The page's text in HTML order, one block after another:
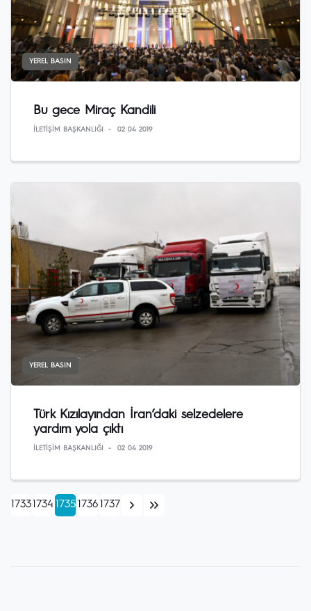
YEREL BASIN
Bu gece Miraç Kandili
İLETIŞIM BAŞKANLIĞI 02 04 2019
YEREL BASIN
Türk Kızılayından İran’daki selzedelere
yardım yola çıktı
İLETIŞIM BAŞKANLIĞI 02 04 2019
1733 1734 1735 1736 1737